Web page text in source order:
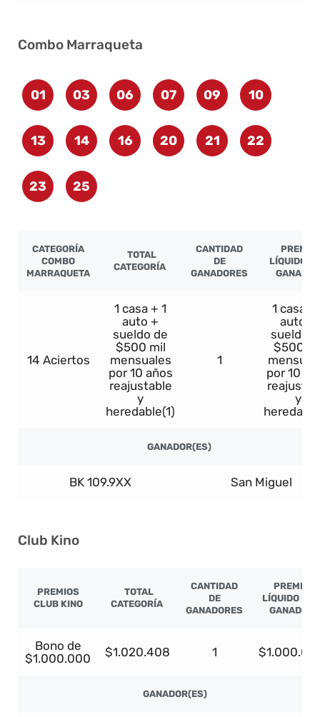
Combo Marraqueta
01 03 06 07 09 10
13 14 16 20 21 22
23 25
CATEGORÍA
COMBO
MARRAQUETA
TOTAL
CATEGORÍA
CANTIDAD
DE
GANADORES
PREMIO
LÍQUIDO
GANADOR
14 Aciertos
1 casa + 1
auto +
sueldo de
$500 mil
mensuales
por 10 años
reajustable
y
heredable(1)
1
1 casa +
auto +
sueldo
$500
por 10
y
GANADOR(ES)
BK 109.9XX San Miguel
Club Kino
PREMIOS
CLUB KINO
TOTAL
CATEGORÍA
CANTIDAD
DE
GANADORES
PREMIO
LÍQUIDO POR
GANADOR
Bono de
$1.000.000
$1.020.408 1
GANADOR(ES)